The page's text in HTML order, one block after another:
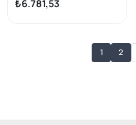
₺6.781,53
1 2